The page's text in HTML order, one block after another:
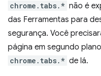
chrome.tabs.* não é
das Ferramentas para
segurança. Você
página em segundo
chrome.tabs.* de lá.